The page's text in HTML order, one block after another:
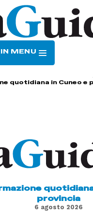
MENU
quotidiana in Cuneo e
provincia
6 agosto 2026